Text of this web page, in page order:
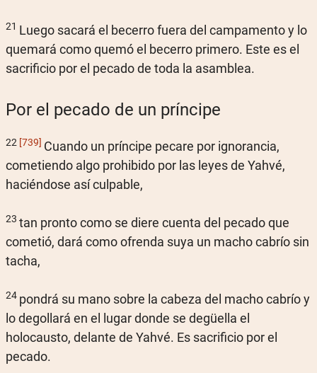
21 Luego sacará el becerro fuera del campamento y lo
quemará como quemó el becerro primero. Este es el
sacrificio por el pecado de toda la asamblea.
Por el pecado de un príncipe
22 [739] Cuando un príncipe pecare por ignorancia,
cometiendo algo prohibido por las leyes de Yahvé,
haciéndose así culpable,
23 tan pronto como se diere cuenta del pecado que
cometió, dará como ofrenda suya un macho cabrío sin
tacha,
24 pondrá su mano sobre la cabeza del macho cabrío y
lo degollará en el lugar donde se degüella el
holocausto, delante de Yahvé. Es sacrificio por el
pecado.